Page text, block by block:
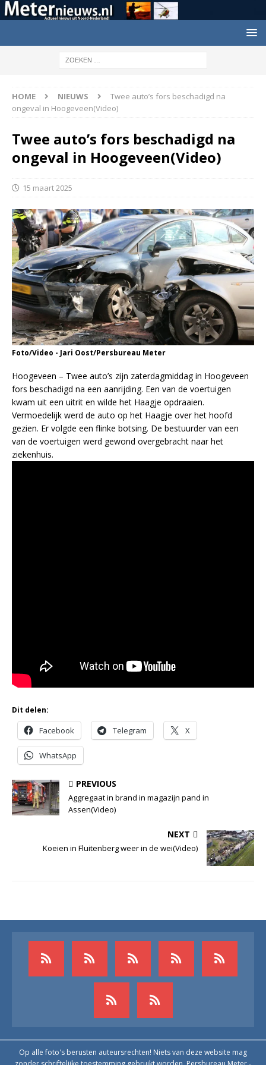
HOME NIEUWS
Twee auto’s fors beschadigd na
ongeval in Hoogeveen(Video)
Twee auto’s fors beschadigd na
ongeval in Hoogeveen(Video)
15 maart 2025
Foto/Video - Jari Oost/Persbureau Meter
Hoogeveen – Twee auto’s zijn zaterdagmiddag in Hoogeveen
fors beschadigd na een aanrijding. Een van de voertuigen
kwam uit een uitrit en wilde het Haagje opdraaien.
Vermoedelijk werd de auto op het Haagje over het hoofd
gezien. Er volgde een flinke botsing. De bestuurder van een
van de voertuigen werd gewond overgebracht naar het
ziekenhuis.
Dit delen:
Facebook Telegram X
WhatsApp
PREVIOUS
Aggregaat in brand in magazijn pand in
Assen(Video)
NEXT
Koeien in Fluitenberg weer in de wei(Video)
Op alle foto's berusten auteursrechten! Niets van deze website mag